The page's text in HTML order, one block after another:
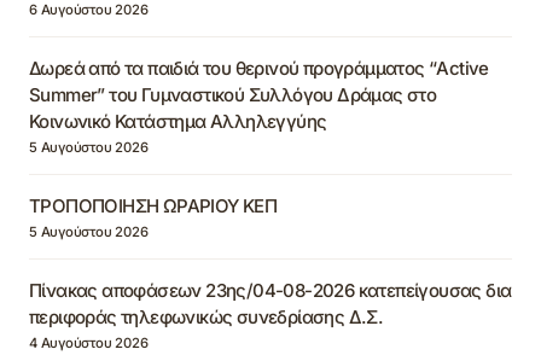
6 Αυγούστου 2026
Δωρεά από τα παιδιά του θερινού προγράμματος “Active
Summer” του Γυμναστικού Συλλόγου Δράμας στο
Κοινωνικό Κατάστημα Αλληλεγγύης
5 Αυγούστου 2026
ΤΡΟΠΟΠΟΙΗΣΗ ΩΡΑΡΙΟΥ ΚΕΠ
5 Αυγούστου 2026
Πίνακας αποφάσεων 23ης/04-08-2026 κατεπείγουσας δια
περιφοράς τηλεφωνικώς συνεδρίασης Δ.Σ.
4 Αυγούστου 2026